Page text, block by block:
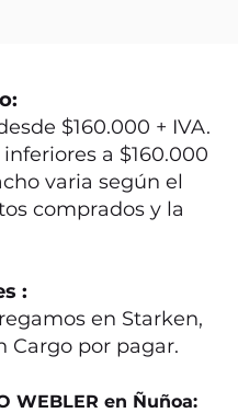
$160.000 + IVA.
a $160.000
varia según el
comprados y la
:
en Starken,
Cargo por pagar.
WEBLER en Ñuñoa: